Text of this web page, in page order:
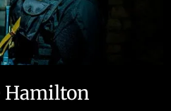
Hamilton